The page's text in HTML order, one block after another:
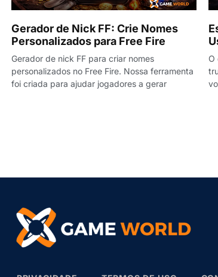
Gerador de Nick FF: Crie Nomes
Personalizados para Free Fire
Gerador de nick FF para criar nomes
personalizados no Free Fire. Nossa ferramenta
foi criada para ajudar jogadores a gerar
O